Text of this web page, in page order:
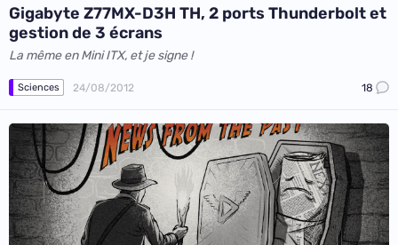
Gigabyte Z77MX-D3H TH, 2 ports Thunderbolt et
gestion de 3 écrans
La même en Mini ITX, et je signe !
Sciences 24/08/2012 18